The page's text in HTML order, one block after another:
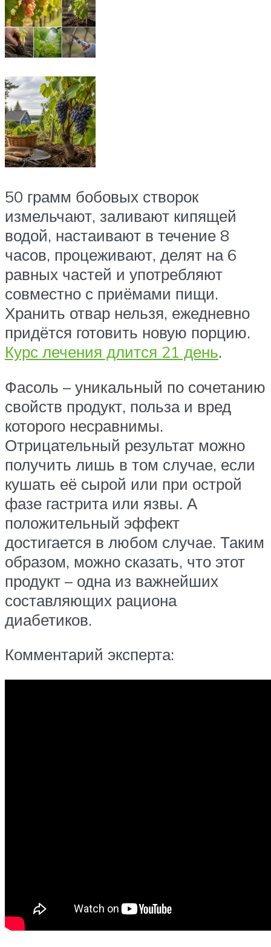
50 грамм бобовых створок
измельчают, заливают кипящей
водой, настаивают в течение 8
часов, процеживают, делят на 6
равных частей и употребляют
совместно с приёмами пищи.
Хранить отвар нельзя, ежедневно
придётся готовить новую порцию.
Курс лечения длится 21 день.
Фасоль – уникальный по сочетанию
свойств продукт, польза и вред
которого несравнимы.
Отрицательный результат можно
получить лишь в том случае, если
кушать её сырой или при острой
фазе гастрита или язвы. А
положительный эффект
достигается в любом случае. Таким
образом, можно сказать, что этот
продукт – одна из важнейших
составляющих рациона
диабетиков.
Комментарий эксперта: